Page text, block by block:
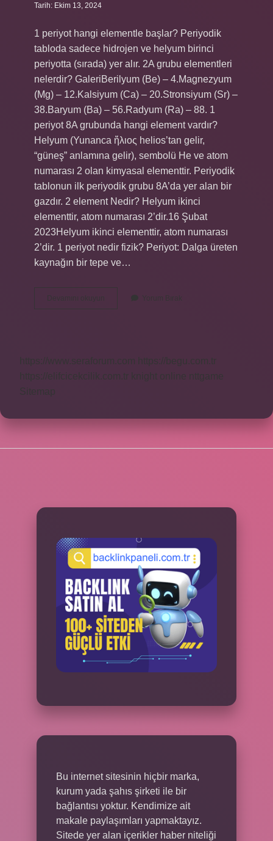
Tarih: Ekim 13, 2024
1 periyot hangi elementle başlar? Periyodik
tabloda sadece hidrojen ve helyum birinci
periyotta (sırada) yer alır. 2A grubu elementleri
nelerdir? GaleriBerilyum (Be) – 4.Magnezyum
(Mg) – 12.Kalsiyum (Ca) – 20.Stronsiyum (Sr) –
38.Baryum (Ba) – 56.Radyum (Ra) – 88. 1
periyot 8A grubunda hangi element vardır?
Helyum (Yunanca ἥλιος helios’tan gelir,
“güneş” anlamına gelir), sembolü He ve atom
numarası 2 olan kimyasal elementtir. Periyodik
tablonun ilk periyodik grubu 8A’da yer alan bir
gazdır. 2 element Nedir? Helyum ikinci
elementtir, atom numarası 2’dir.16 Şubat
2023Helyum ikinci elementtir, atom numarası
2’dir. 1 periyot nedir fizik? Periyot: Dalga üreten
kaynağın bir tepe ve…
Devamını okuyun
Periyot
Yorum Bırak
https://www.seraforum.com
https://begu.com.tr
https://elifcicekcilik.com.tr
knight online
nttgame
Sitemap
Bu internet sitesinin hiçbir marka,
kurum yada şahıs şirketi ile bir
bağlantısı yoktur. Kendimize ait
makale paylaşımları yapmaktayız.
Sitede yer alan içerikler haber niteliği